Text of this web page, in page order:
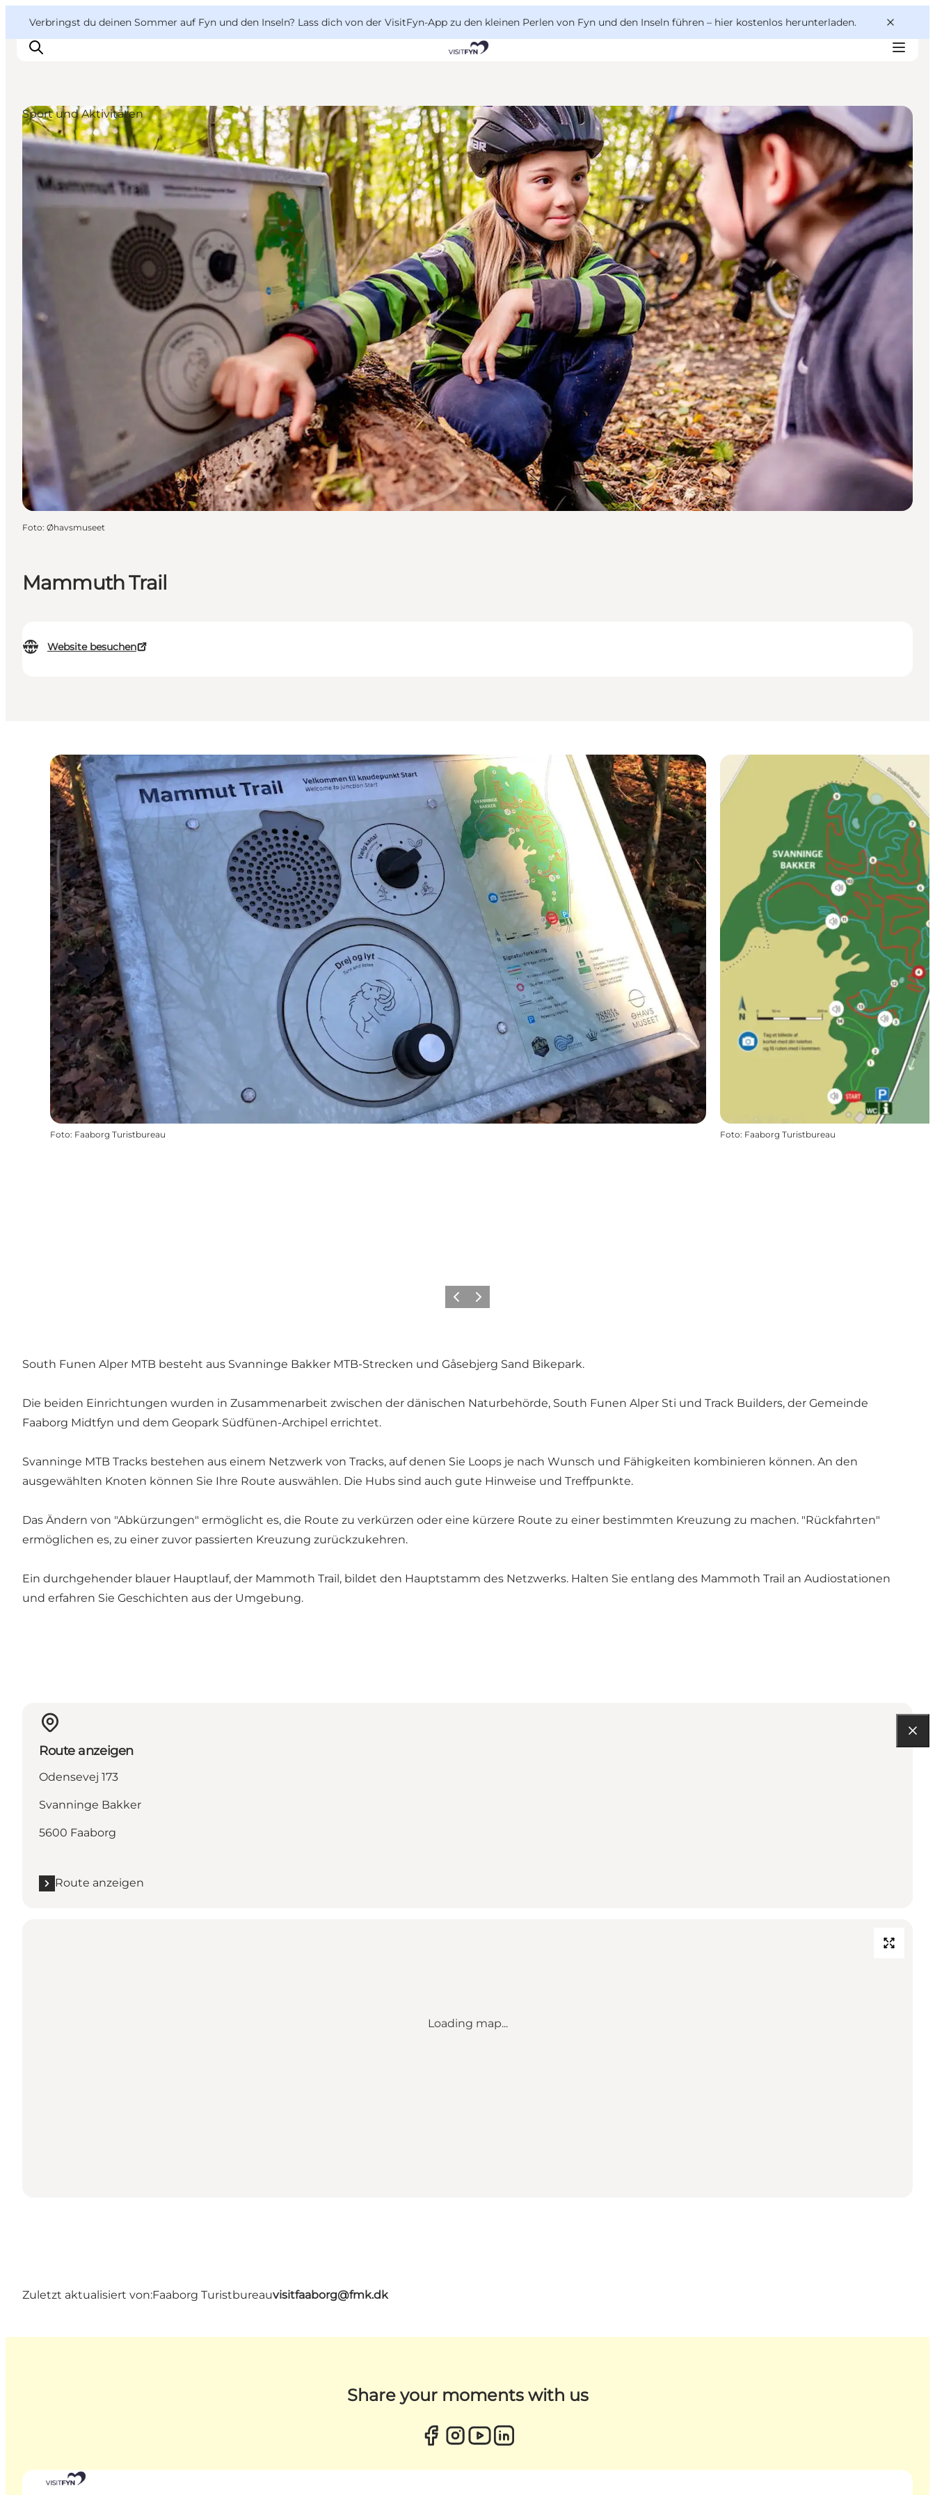
Verbringst du deinen Sommer auf Fyn und den Inseln? Lass dich von der VisitFyn-App zu den kleinen Perlen von Fyn und den Inseln führen – hier kostenlos herunterladen.
Reise Ideen
Outdoor & bike
Essen & trinken
Übernachtung
VisitFyn
Deutsch
Mammuth Trail
Website besuchen
Sport und Aktivitäten
Foto: Øhavsmuseet
Foto: Faaborg Turistbureau Foto: Faaborg Turistbureau
ZurückWeiter
South Funen Alper MTB besteht aus Svanninge Bakker MTB-Strecken und Gåsebjerg Sand Bikepark.
Die beiden Einrichtungen wurden in Zusammenarbeit zwischen der dänischen Naturbehörde, South Funen Alper Sti und Track Builders, der Gemeinde
Faaborg Midtfyn und dem Geopark Südfünen-Archipel errichtet.
Svanninge MTB Tracks bestehen aus einem Netzwerk von Tracks, auf denen Sie Loops je nach Wunsch und Fähigkeiten kombinieren können. An den
ausgewählten Knoten können Sie Ihre Route auswählen. Die Hubs sind auch gute Hinweise und Treffpunkte.
Das Ändern von "Abkürzungen" ermöglicht es, die Route zu verkürzen oder eine kürzere Route zu einer bestimmten Kreuzung zu machen. "Rückfahrten"
ermöglichen es, zu einer zuvor passierten Kreuzung zurückzukehren.
Ein durchgehender blauer Hauptlauf, der Mammoth Trail, bildet den Hauptstamm des Netzwerks. Halten Sie entlang des Mammoth Trail an Audiostationen
und erfahren Sie Geschichten aus der Umgebung.
Route anzeigen
Odensevej 173
Svanninge Bakker
5600 Faaborg
Route anzeigen
Loading map...
Zuletzt aktualisiert von:Faaborg Turistbureauvisitfaaborg@fmk.dk
Share your moments with us